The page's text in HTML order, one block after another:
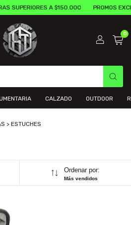
SUPERIORES A $150.000 PROMOS
0
CALZADO OUTDOOR
> ESTUCHES
Ordenar por:
Más vendidos